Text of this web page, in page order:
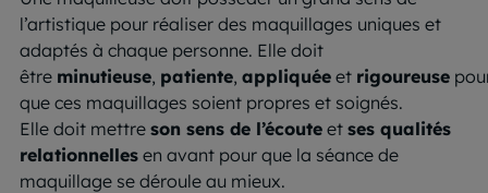
l’artistique pour réaliser des maquillages uniques et
adaptés à chaque personne. Elle doit
être minutieuse, patiente, appliquée et rigoureuse
que ces maquillages soient propres et soignés.
Elle doit mettre son sens de l’écoute et ses qualités
relationnelles en avant pour que la séance de
maquillage se déroule au mieux.